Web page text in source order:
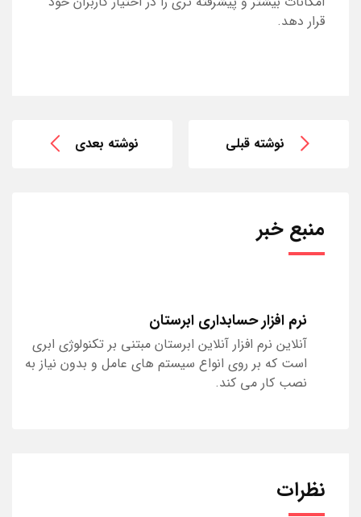
قرار دهد.
نوشته قبلی نوشته بعدی
منبع خبر
نرم افزار حسابداری ابرستان
آنلاین نرم افزار آنلاین ابرستان مبتنی بر تکنولوژی ابری
است که بر روی انواع سیستم های عامل و بدون نیاز به
نصب کار می کند.
نظرات